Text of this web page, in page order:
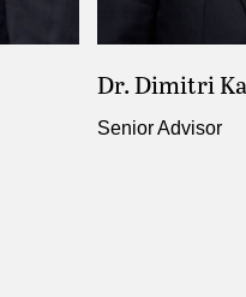
Dr. Dimitri
Senior Advisor